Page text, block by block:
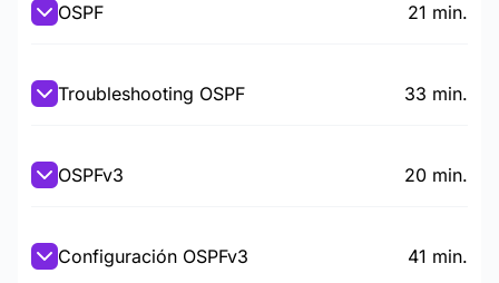
OSPF 21 min.
Troubleshooting OSPF 33 min.
OSPFv3 20 min.
Configuración OSPFv3 41 min.